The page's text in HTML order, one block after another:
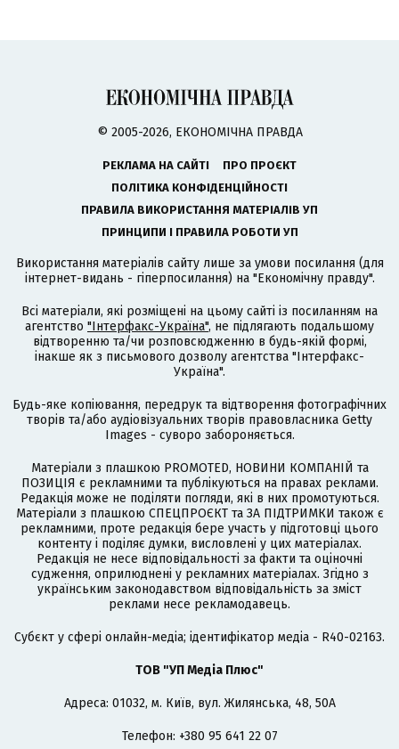
© 2005-2026, ЕКОНОМІЧНА ПРАВДА
РЕКЛАМА НА САЙТІ
ПРО ПРОЄКТ
ПОЛІТИКА КОНФІДЕНЦІЙНОСТІ
ПРАВИЛА ВИКОРИСТАННЯ МАТЕРІАЛІВ УП
ПРИНЦИПИ І ПРАВИЛА РОБОТИ УП
Використання матеріалів сайту лише за умови посилання (для
інтернет-видань - гіперпосилання) на "Економічну правду".
Всі матеріали, які розміщені на цьому сайті із посиланням на
агентство "Інтерфакс-Україна", не підлягають подальшому
відтворенню та/чи розповсюдженню в будь-якій формі,
інакше як з письмового дозволу агентства "Інтерфакс-
Україна".
Будь-яке копіювання, передрук та відтворення фотографічних
творів та/або аудіовізуальних творів правовласника Getty
Images - суворо забороняється.
Матеріали з плашкою PROMOTED, НОВИНИ КОМПАНІЙ та
ПОЗИЦІЯ є рекламними та публікуються на правах реклами.
Редакція може не поділяти погляди, які в них промотуються.
Матеріали з плашкою СПЕЦПРОЄКТ та ЗА ПІДТРИМКИ також є
рекламними, проте редакція бере участь у підготовці цього
контенту і поділяє думки, висловлені у цих матеріалах.
Редакція не несе відповідальності за факти та оціночні
судження, оприлюднені у рекламних матеріалах. Згідно з
українським законодавством відповідальність за зміст
реклами несе рекламодавець.
Cубєкт у сфері онлайн-медіа; ідентифікатор медіа - R40-02163.
ТОВ "УП Медіа Плюс"
Адреса: 01032, м. Київ, вул. Жилянська, 48, 50А
Телефон: +380 95 641 22 07